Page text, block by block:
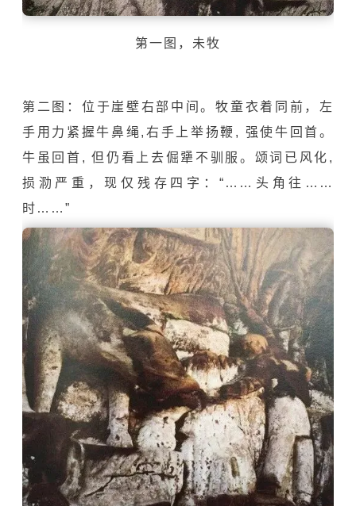
第一图，未牧
第二图：位于崖壁右部中间。牧童衣着同前，左
手用力紧握牛鼻绳,右手上举扬鞭, 强使牛回首。
牛虽回首, 但仍看上去倔犟不驯服。颂词已风化,
损泐严重，现仅残存四字：“……头角往……
时……”